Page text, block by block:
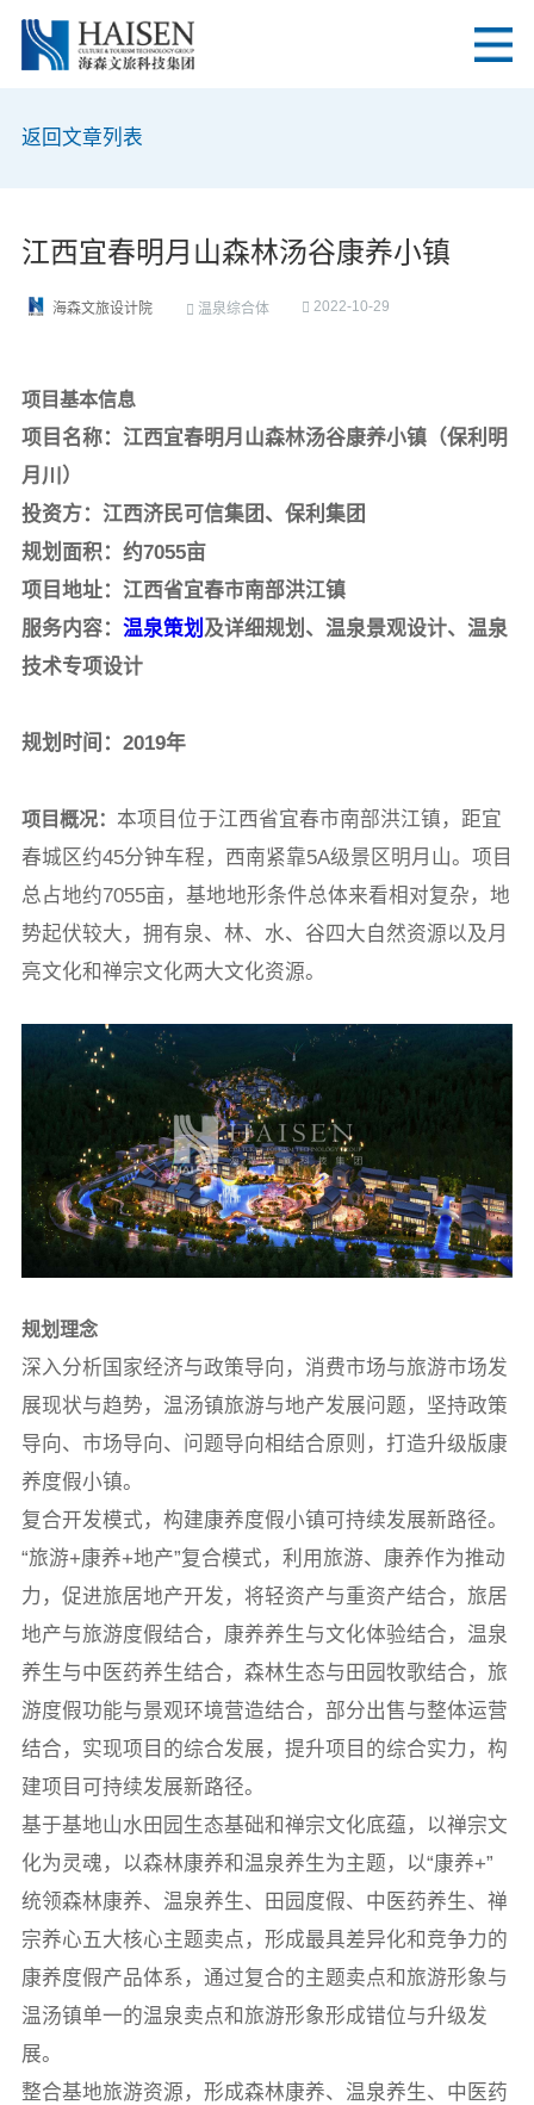
返回文章列表
江西宜春明月山森林汤谷康养小镇
海森文旅设计院 温泉综合体 2022-10-29
项目基本信息
项目名称：江西宜春明月山森林汤谷康养小镇（保利明
月川）
投资方：江西济民可信集团、保利集团
规划面积：约7055亩
项目地址：江西省宜春市南部洪江镇
服务内容： 温泉策划 及详细规划、温泉景观设计、温泉
技术专项设计
规划时间：2019年
项目概况： 本项目位于江西省宜春市南部洪江镇，距宜
春城区约45分钟车程，西南紧靠5A级景区明月山。项目
总占地约7055亩，基地地形条件总体来看相对复杂，地
势起伏较大，拥有泉、林、水、谷四大自然资源以及月
亮文化和禅宗文化两大文化资源。
规划理念
深入分析国家经济与政策导向，消费市场与旅游市场发
展现状与趋势，温汤镇旅游与地产发展问题，坚持政策
导向、市场导向、问题导向相结合原则，打造升级版康
养度假小镇。
复合开发模式，构建康养度假小镇可持续发展新路径。
“旅游+康养+地产”复合模式，利用旅游、康养作为推动
力，促进旅居地产开发，将轻资产与重资产结合，旅居
地产与旅游度假结合，康养养生与文化体验结合，温泉
养生与中医药养生结合，森林生态与田园牧歌结合，旅
游度假功能与景观环境营造结合，部分出售与整体运营
结合，实现项目的综合发展，提升项目的综合实力，构
建项目可持续发展新路径。
基于基地山水田园生态基础和禅宗文化底蕴，以禅宗文
化为灵魂，以森林康养和温泉养生为主题，以“康养+”
统领森林康养、温泉养生、田园度假、中医药养生、禅
宗养心五大核心主题卖点，形成最具差异化和竞争力的
康养度假产品体系，通过复合的主题卖点和旅游形象与
温汤镇单一的温泉卖点和旅游形象形成错位与升级发
展。
整合基地旅游资源，形成森林康养、温泉养生、中医药